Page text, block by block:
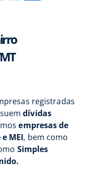
registradas
dívidas
empresas de
MEI, bem como
Simples